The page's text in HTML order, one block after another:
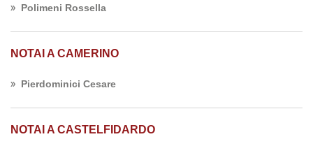
Polimeni Rossella
NOTAI A CAMERINO
Pierdominici Cesare
NOTAI A CASTELFIDARDO